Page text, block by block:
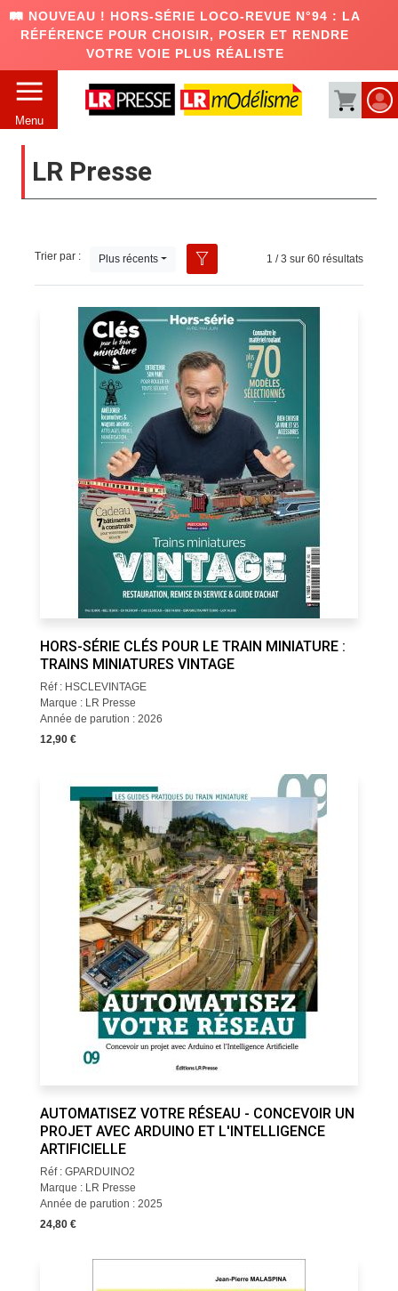
🛤️ NOUVEAU ! HORS-SÉRIE LOCO-REVUE N°94 : LA
RÉFÉRENCE POUR CHOISIR, POSER ET RENDRE
VOTRE VOIE PLUS RÉALISTE
Menu
LR Presse
1 / 3 sur 60 résultats
Trier par : Plus récents
HORS-SÉRIE CLÉS POUR LE TRAIN MINIATURE :
TRAINS MINIATURES VINTAGE
Réf : HSCLEVINTAGE
Marque : LR Presse
Année de parution : 2026
12,90 €
AUTOMATISEZ VOTRE RÉSEAU - CONCEVOIR UN
PROJET AVEC ARDUINO ET L'INTELLIGENCE
ARTIFICIELLE
Réf : GPARDUINO2
Marque : LR Presse
Année de parution : 2025
24,80 €